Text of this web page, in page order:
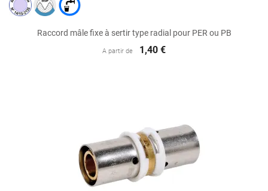
Raccord mâle fixe à sertir type radial pour PER ou PB
A partir de 1,40 €